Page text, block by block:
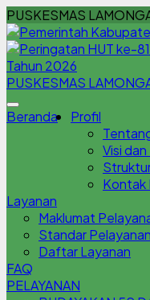
PUSKESMAS
PUSKESMAS
Beranda
Profil
Visi dan
Kontak
Layanan
Maklumat
Standar Pelayanan
Daftar Layanan
FAQ
PELAYANAN